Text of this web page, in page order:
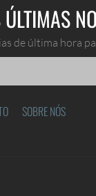
de última hora
SOBRE NÓS